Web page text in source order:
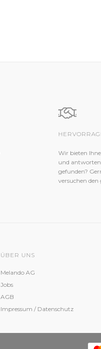
Wir bieten
und
gefunden?
versuchen
ÜBER UNS
Melando AG
Jobs
AGB
Impressum / Datenschutz